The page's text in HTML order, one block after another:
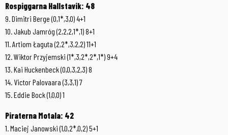
Rospiggarna Hallstavik: 48
9. Dimitri Berge (0,1*,3,0) 4+1
10. Jakub Jamróg (2,2,2,1*,1) 8+1
11. Artiom Łaguta (2,2*,3,2,2) 11+1
12. Wiktor Przyjemski (1*,3,2*,2*,1*) 9+4
13. Kai Huckenbeck (0,0,3,2,3) 8
14. Victor Palovaara (3,3,1) 7
15. Eddie Bock (1,0,0) 1
Piraterna Motala: 42
1. Maciej Janowski (1,0,2*,0,2) 5+1